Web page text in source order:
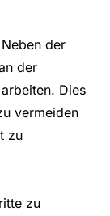
Neben der
der
Dies
vermeiden
zu
zu